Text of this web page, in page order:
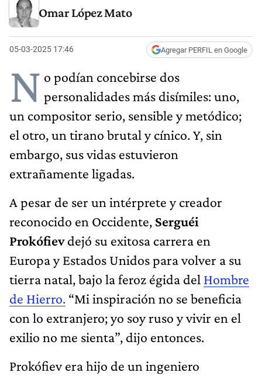
Omar López Mato
05-03-2025 17:46 Agregar PERFIL en Google
N o podían concebirse dos
personalidades más disímiles: uno,
un compositor serio, sensible y metódico;
el otro, un tirano brutal y cínico. Y, sin
embargo, sus vidas estuvieron
extrañamente ligadas.
A pesar de ser un intérprete y creador
reconocido en Occidente, Serguéi
Prokófievdejó su exitosa carrera en
Europa y Estados Unidos para volver a su
tierra natal, bajo la feroz égida del Hombre
de Hierro. “Mi inspiración no se beneficia
con lo extranjero; yo soy ruso y vivir en el
exilio no me sienta”, dijo entonces.
Prokófiev era hijo de un ingeniero